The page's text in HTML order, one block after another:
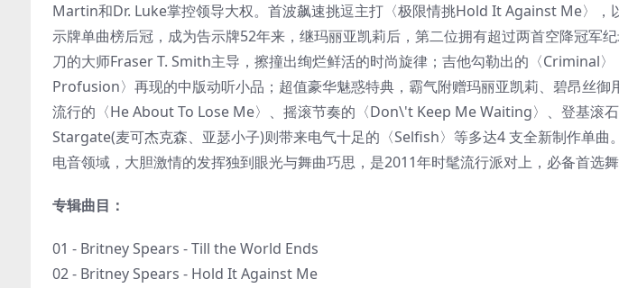
Martin和Dr. Luke掌控领导大权。首波飙速挑逗主打〈极限情挑Hold It Against Me〉，
示牌单曲榜后冠，成为告示牌52年来，继玛丽亚凯莉后，第二位拥有超过两首空降冠军
刀的大师Fraser T. Smith主导，擦撞出绚烂鲜活的时尚旋律；吉他勾勒出的〈Criminal
Profusion〉再现的中版动听小品；超值豪华魅惑特典，霸气附赠玛丽亚凯莉、碧昂丝
流行的〈He About To Lose Me〉、摇滚节奏的〈Don\'t Keep Me Waiting〉、登基滚
Stargate(麦可杰克森、亚瑟小子)则带来电气十足的〈Selfish〉等多达4 支全新制作单曲
电音领域，大胆激情的发挥独到眼光与舞曲巧思，是2011年时髦流行派对上，必备首选舞
专辑曲目：
01 - Britney Spears - Till the World Ends
02 - Britney Spears - Hold It Against Me